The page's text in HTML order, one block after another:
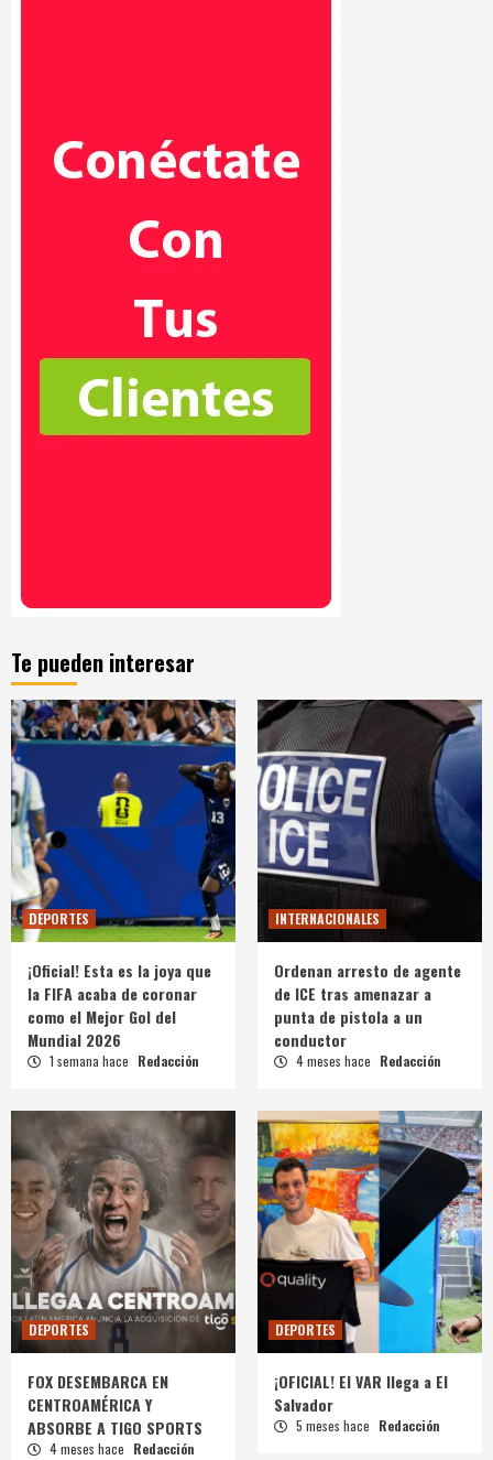
Te pueden interesar
DEPORTES
¡Oficial! Esta es la joya que
la FIFA acaba de coronar
como el Mejor Gol del
Mundial 2026
1 semana hace Redacción
INTERNACIONALES
Ordenan arresto de agente
de ICE tras amenazar a
punta de pistola a un
conductor
4 meses hace Redacción
DEPORTES
FOX DESEMBARCA EN
CENTROAMÉRICA Y
ABSORBE A TIGO SPORTS
4 meses hace Redacción
DEPORTES
¡OFICIAL! El VAR llega a El
Salvador
5 meses hace Redacción